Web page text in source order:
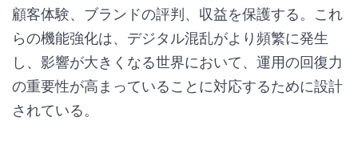
顧客体験、ブランドの評判、収益を保護する。これ
らの機能強化は、デジタル混乱がより頻繁に発生
し、影響が大きくなる世界において、運用の回復力
の重要性が高まっていることに対応するために設計
されている。